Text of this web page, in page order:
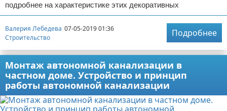
подробнее на характеристике этих декоративных
Валерия Лебедева 07-05-2019 01:36
Строительство
Подробнее
Монтаж автономной канализации в
частном доме. Устройство и принцип
работы автономной канализации